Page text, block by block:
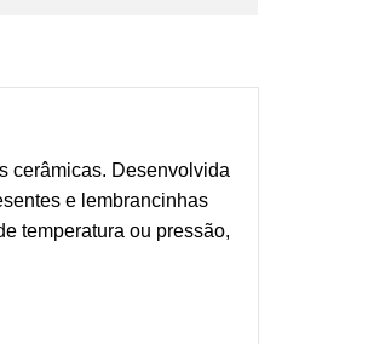
cerâmicas. Desenvolvida
e lembrancinhas
temperatura ou pressão,